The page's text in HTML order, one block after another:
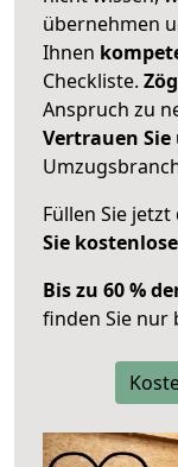
übernehmen
Ihnen
Checkliste.
Anspruch zu
Vertrauen Sie
Füllen Sie
Sie
Bis zu 60 %
finden Sie nur